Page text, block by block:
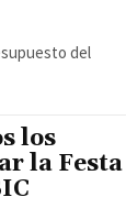
del
los
la Festa